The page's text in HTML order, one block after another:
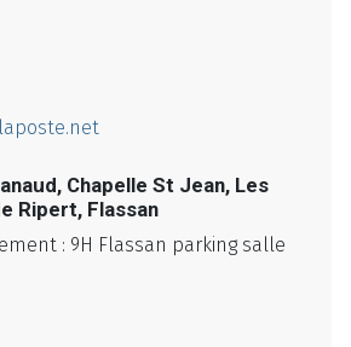
Chapelle St Jean, Les
Ripert, Flassan
: 9H Flassan parking salle